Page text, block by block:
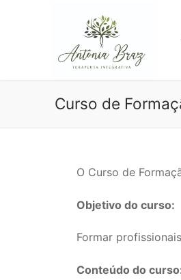
Curso de
O Curso de
Objetivo do curso:
Formar
Conteúdo do